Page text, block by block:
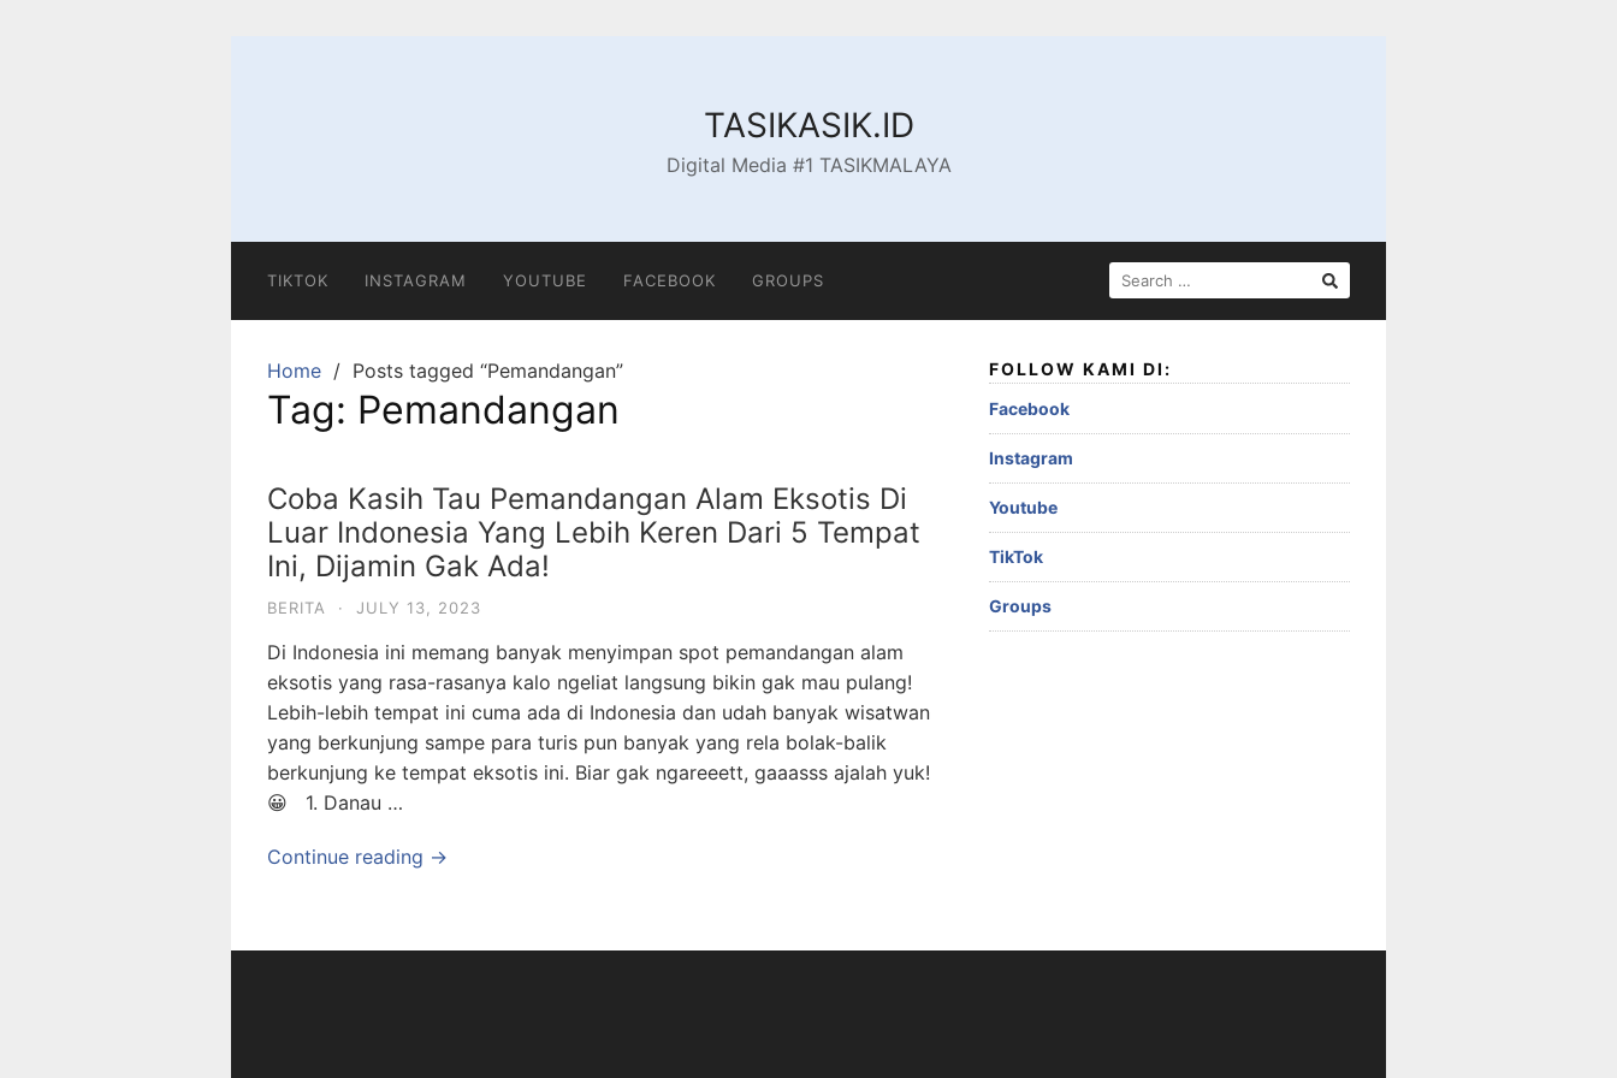
TASIKASIK.ID
Digital Media #1 TASIKMALAYA
TIKTOK INSTAGRAM YOUTUBE FACEBOOK GROUPS
SEARCH
FOR:
Home Posts tagged “Pemandangan”
Tag: Pemandangan
Coba Kasih Tau Pemandangan Alam Eksotis Di
Luar Indonesia Yang Lebih Keren Dari 5 Tempat
Ini, Dijamin Gak Ada!
BERITA · JULY 13, 2023
Di Indonesia ini memang banyak menyimpan spot pemandangan alam
eksotis yang rasa-rasanya kalo ngeliat langsung bikin gak mau pulang!
Lebih-lebih tempat ini cuma ada di Indonesia dan udah banyak wisatwan
yang berkunjung sampe para turis pun banyak yang rela bolak-balik
berkunjung ke tempat eksotis ini. Biar gak ngareeett, gaaasss ajalah yuk!
😀 1. Danau …
Continue reading →
FOLLOW KAMI DI:
Facebook
Instagram
Youtube
TikTok
Groups